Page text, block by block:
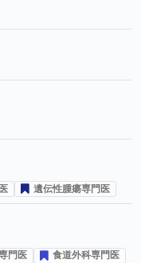
遺伝性腫瘍専門医
ション・タイプ投票数
門医 食道外科専門医